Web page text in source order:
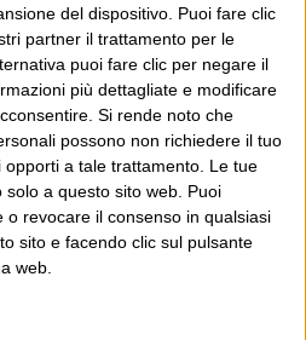
del dispositivo. Puoi fare clic
partner il trattamento per le
puoi fare clic per negare il
più dettagliate e modificare
Si rende noto che
possono non richiedere il tuo
a tale trattamento. Le tue
a questo sito web. Puoi
o revocare il consenso in qualsiasi
sito e facendo clic sul pulsante
web.